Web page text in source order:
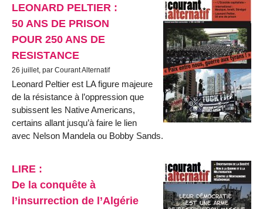
LEONARD PELTIER :
50 ANS DE PRISON
POUR 250 ANS DE
RESISTANCE
26 juillet, par Courant Alternatif
Leonard Peltier est LA figure majeure
de la résistance à l’oppression que
subissent les Native Americans,
certains allant jusqu’à faire le lien
avec Nelson Mandela ou Bobby Sands.
LIRE :
De la conquête à
l’insurrection de l’Algérie